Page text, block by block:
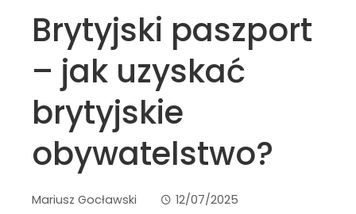
Brytyjski paszport
– jak uzyskać
brytyjskie
obywatelstwo?
Mariusz Gocławski 12/07/2025